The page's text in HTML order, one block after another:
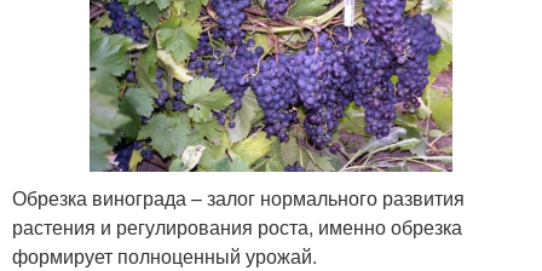
Обрезка винограда – залог нормального развития
растения и регулирования роста, именно обрезка
формирует полноценный урожай.